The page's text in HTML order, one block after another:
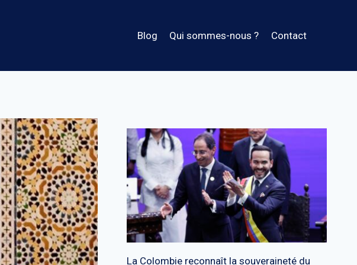
Blog Qui sommes-nous ? Contact
La Colombie reconnaît la souveraineté du